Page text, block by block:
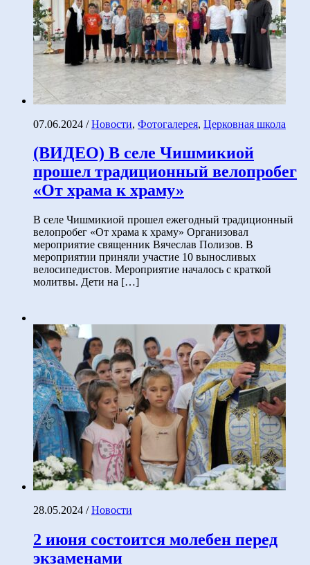
07.06.2024 /Новости, Фотогалерея, Церковная школа
(ВИДЕО) В селе Чишмикиой
прошел традиционный велопробег
«От храма к храму»
В селе Чишмикиой прошел ежегодный традиционный
велопробег «От храма к храму» Организовал
мероприятие священник Вячеслав Полизов. В
мероприятии приняли участие 10 выносливых
велосипедистов. Мероприятие началось с краткой
молитвы. Дети на […]
28.05.2024 /Новости
2 июня состоится молебен перед
экзаменами